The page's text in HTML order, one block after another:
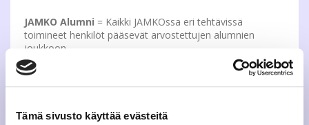
Tämä sivusto käyttää evästeitä
JAMKO Alumni = Kaikki JAMKOssa eri tehtävissä
toimineet henkilöt pääsevät arvostettujen alumnien
joukkoon.
JAMKO Café
kampuksella sijaitseva kahvila, opiskelijaystävällisine
iltatoimintaa peli-illoista edustajiston iltakouluihin.